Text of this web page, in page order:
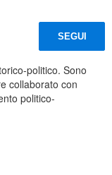
SEGUI
politico. Sono
collaborato con
politico-